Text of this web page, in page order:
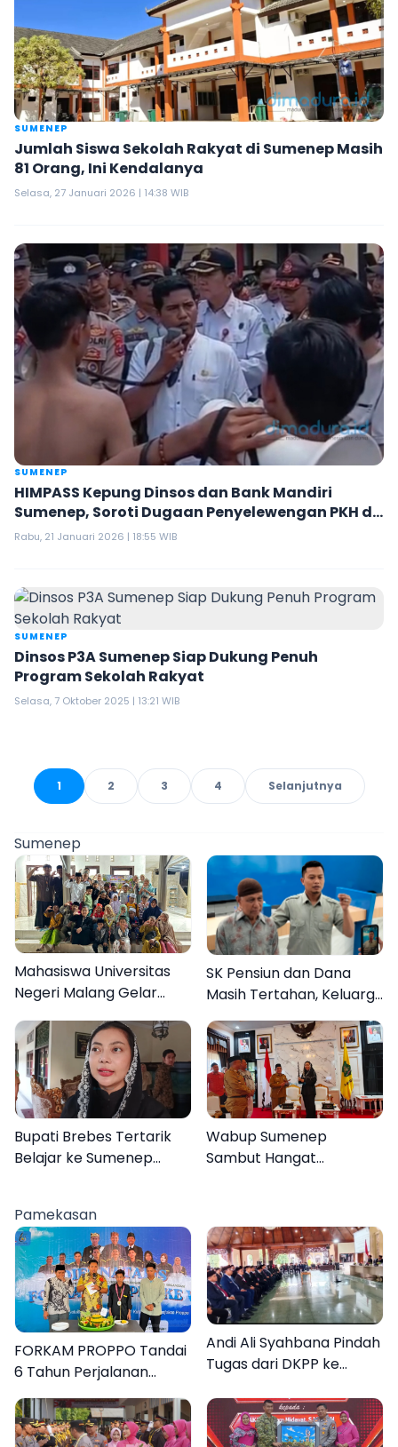
SUMENEP
Jumlah Siswa Sekolah Rakyat di Sumenep Masih
81 Orang, Ini Kendalanya
Selasa, 27 Januari 2026 | 14:38 WIB
SUMENEP
HIMPASS Kepung Dinsos dan Bank Mandiri
Sumenep, Soroti Dugaan Penyelewengan PKH di
Sapeken
Rabu, 21 Januari 2026 | 18:55 WIB
SUMENEP
Dinsos P3A Sumenep Siap Dukung Penuh
Program Sekolah Rakyat
Selasa, 7 Oktober 2025 | 13:21 WIB
1 2 3 4 Selanjutnya
Sumenep
Mahasiswa Universitas
Negeri Malang Gelar
Desa Dapenda
SK Pensiun dan Dana
Masih Tertahan, Keluarga
Sumenep
Bupati Brebes Tertarik
Belajar ke Sumenep
Wabup Sumenep
Sambut Hangat
Pamekasan
FORKAM PROPPO Tandai
6 Tahun Perjalanan
dengan Peluncuran Mars,
Hymne, dan Buku
Organisasi
Andi Ali Syahbana Pindah
Tugas dari DKPP ke